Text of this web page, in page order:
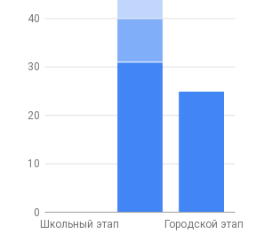
Школьный этап Городской этап
0
10
20
30
40